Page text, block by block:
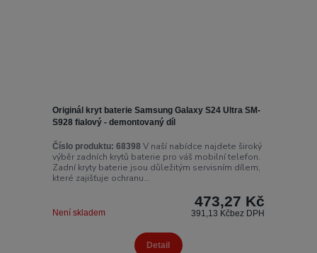
Originál kryt baterie Samsung Galaxy S24 Ultra SM-
S928 fialový - demontovaný díl
Číslo produktu: 68398 V naší nabídce najdete široký
výběr zadních krytů baterie pro váš mobilní telefon.
Zadní kryty baterie jsou důležitým servisním dílem,
které zajišťuje ochranu...
473,27 Kč
391,13 Kčbez DPH
Není skladem
Detail